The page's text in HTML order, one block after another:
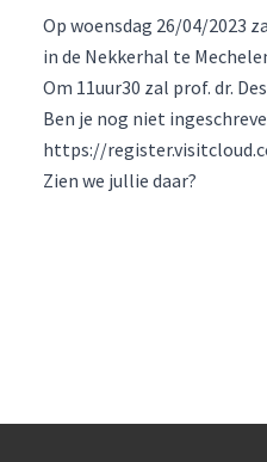
Op woensdag 26/04/2023
in de Nekkerhal te
Om 11uur30 zal prof. dr.
Ben je nog niet
https://
Zien we jullie daar?